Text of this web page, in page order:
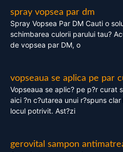
spray vopsea par dm
Spray Vopsea Par DM Cauti o
schimbarea culorii parului tau?
de vopsea par DM, o
vopseaua se aplica pe par
Vopseaua se aplic? pe p?r curat
aici ?n c?utarea unui r?spuns
locul potrivit. Ast?zi
gerovital sampon